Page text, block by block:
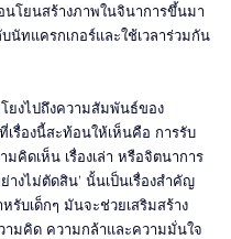
นโยนสร้างภาพในจินาการขึ้นมา
บนัทแครกเกอร์และใช้เวลาร่วมกัน
ยงไปถึงความสัมพันธ์ของ
เรื่องนี้สะท้อนให้เห็นคือ การรับ
มคิดเห็น เรื่องเล่า หรือจิตนาการ
างไม่ตัดสิน’ นั้นเป็นเรื่องสำคัญ
รับเด็กๆ มันจะช่วยเสริมสร้าง
มคิด ความกล้าและความมั่นใจ